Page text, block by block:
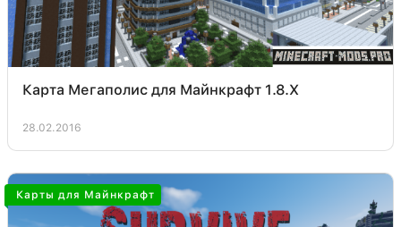
Карта Мегаполис для Майнкрафт 1.8.X
28.02.2016
Карты для Майнкрафт